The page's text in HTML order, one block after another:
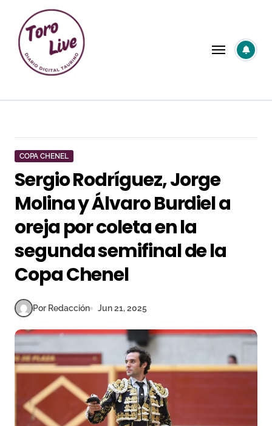
contenido
COPA CHENEL
Sergio Rodríguez, Jorge
Molina y Álvaro Burdiel a
oreja por coleta en la
segunda semifinal de la
Copa Chenel
Por Redacción Jun 21, 2025